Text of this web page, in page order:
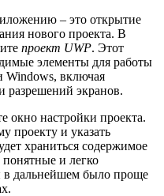
– это открытие
нового проекта. В
проект UWP. Этот
элементы для работы
включая
разрешений экранов.
окно настройки проекта.
проекту и указать
храниться содержимое
понятные и легко
дальнейшем было проще